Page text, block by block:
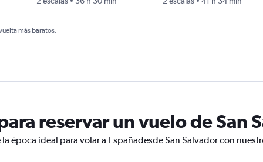
más baratos.
reservar un vuelo de San
época ideal para volar a Españadesde San Salvador con